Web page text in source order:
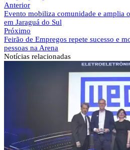
Anterior
Evento mobiliza comunidade e amplia
em Jaraguá do Sul
Próximo
Feirão de Empregos repete sucesso e
pessoas na Arena
Notícias relacionadas